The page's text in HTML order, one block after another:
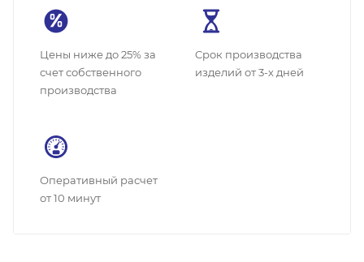
Цены ниже до 25% за
счет собственного
производства
Cрок производства
изделий от 3-х дней
Оперативный расчет
от 10 минут